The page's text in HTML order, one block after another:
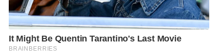
รดําเนินโครงการ ฯ พร้อมแนวทางแก้ไข มีดังนี้
1. การก่อสร้างไม่เป็นไปตามแผนที่กําหนดเนื่องจากพื้นที่
ก่อสร้างส่วนใหญ่เป็นพื้นที่ในเมือง ซึ่งมีโครงสร้างระบบ